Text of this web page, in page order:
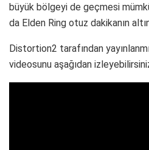
büyük bölgeyi de geçmesi
da Elden Ring otuz dakikanın
Distortion2 tarafından
videosunu aşağıdan